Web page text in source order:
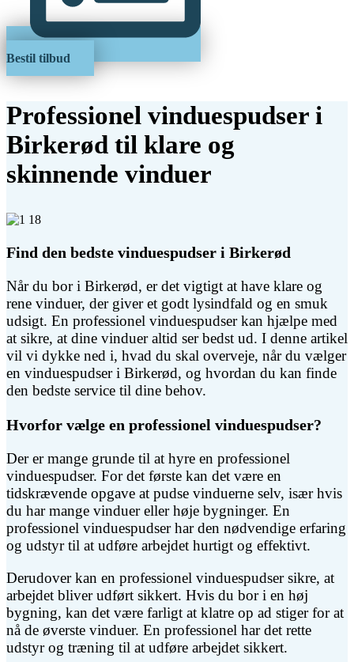
Bestil tilbud
Professionel vinduespudser i
Birkerød til klare og
skinnende vinduer
Find den bedste vinduespudser i Birkerød
Når du bor i Birkerød, er det vigtigt at have klare og
rene vinduer, der giver et godt lysindfald og en smuk
udsigt. En professionel vinduespudser kan hjælpe med
at sikre, at dine vinduer altid ser bedst ud. I denne artikel
vil vi dykke ned i, hvad du skal overveje, når du vælger
en vinduespudser i Birkerød, og hvordan du kan finde
den bedste service til dine behov.
Hvorfor vælge en professionel vinduespudser?
Der er mange grunde til at hyre en professionel
vinduespudser. For det første kan det være en
tidskrævende opgave at pudse vinduerne selv, især hvis
du har mange vinduer eller høje bygninger. En
professionel vinduespudser har den nødvendige erfaring
og udstyr til at udføre arbejdet hurtigt og effektivt.
Derudover kan en professionel vinduespudser sikre, at
arbejdet bliver udført sikkert. Hvis du bor i en høj
bygning, kan det være farligt at klatre op ad stiger for at
nå de øverste vinduer. En professionel har det rette
udstyr og træning til at udføre arbejdet sikkert.